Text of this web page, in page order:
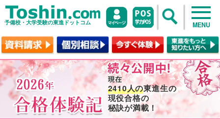
予備校・大学受験の東進ドットコム MENU
2410人の東進生の
現役合格の
秘訣が満載！